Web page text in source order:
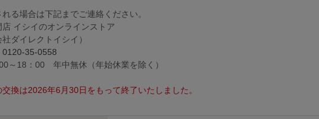
る場合は下記までご連絡ください。
イシイのオンラインストア
社ダイレクトイシイ）
0120-35-0558
～18：00 年中無休（年始休業を除く）
換は2026年6月30日をもって終了いたしました。